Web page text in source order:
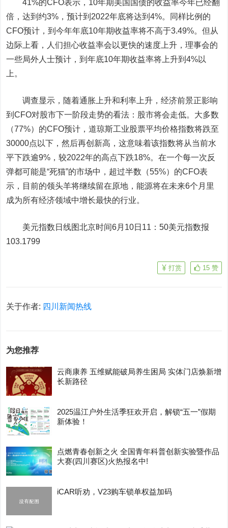
41%的CFO表示，10年期美国国债的收益率今年已经翻
倍，达到约3%，预计到2022年底将达到4%。同样比例的
CFO预计，到今年年底10年期收益率将不高于3.49%。但从
边际上看，人们担心收益率会以更快的速度上升，理事会的
一些局外人士预计，到年底10年期收益率将上升到4%以
上。
调查显示，随着通胀上升和利率上升，经济前景正影响
到CFO对股市下一阶段走势的看法： 股市将会走低。 大多数
（77%）的CFO预计，道琼斯工业股票平均价格指数将跌至
30000点以下，然后再创新高，这意味着该指数将从当前水
平下跌逾9%，较2022年的高点下跌18%。在一个每一次反
弹都可能是“死猫”的市场中，超过半数（55%）的CFO表
示，目前的领头羊将继续留在原地，能源将在未来6个月里
成为所有经济领域中增长最快的行业。
美元指数 日线图北京时间6月10日11：50美元指数报
103.1799
15 赞
打赏
关于作者: 四川新闻热线
为您推荐
云商康养 五维赋能破局养生困局 实体门店焕新增
长新路径
2025温江户外生活季狂欢开启，解锁“五一”假期
新体验！
点燃青春创新之火 全国青年科普创新实验暨作品
大赛(四川赛区)火热报名中!
iCAR听劝，V23购车锁单权益加码